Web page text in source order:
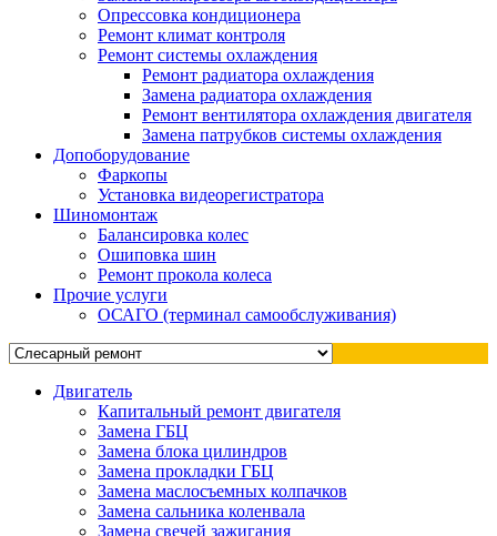
Опрессовка кондиционера
Ремонт климат контроля
Ремонт системы охлаждения
Ремонт радиатора охлаждения
Замена радиатора охлаждения
Ремонт вентилятора охлаждения двигателя
Замена патрубков системы охлаждения
Допоборудование
Фаркопы
Установка видеорегистратора
Шиномонтаж
Балансировка колес
Ошиповка шин
Ремонт прокола колеса
Прочие услуги
ОСАГО (терминал самообслуживания)
Двигатель
Капитальный ремонт двигателя
Замена ГБЦ
Замена блока цилиндров
Замена прокладки ГБЦ
Замена маслосъемных колпачков
Замена сальника коленвала
Замена свечей зажигания